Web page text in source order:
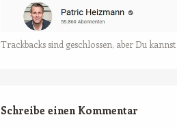
Trackbacks sind geschlossen, aber Du kannst
Schreibe einen Kommentar